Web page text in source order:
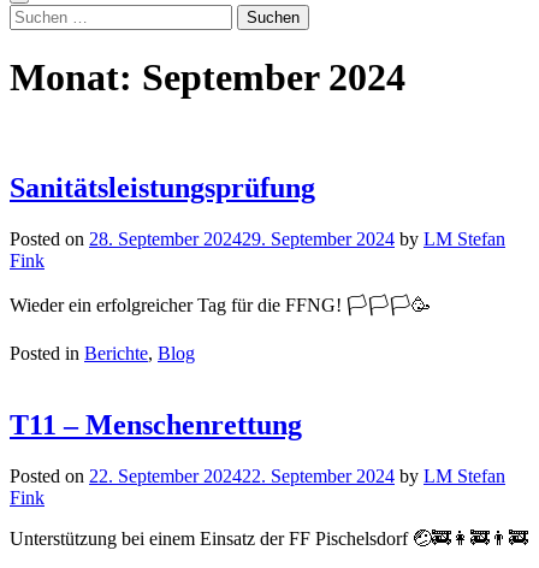
Suchen
nach:
Monat: September 2024
Sanitätsleistungsprüfung
Posted on 28. September 202429. September 2024 by LM Stefan
Fink
Wieder ein erfolgreicher Tag für die FFNG! 🏳️🏳️🏳️🥳
Posted in Berichte, Blog
T11 – Menschenrettung
Posted on 22. September 202422. September 2024 by LM Stefan
Fink
Unterstützung bei einem Einsatz der FF Pischelsdorf 🤕🚒👩‍🚒👨‍🚒